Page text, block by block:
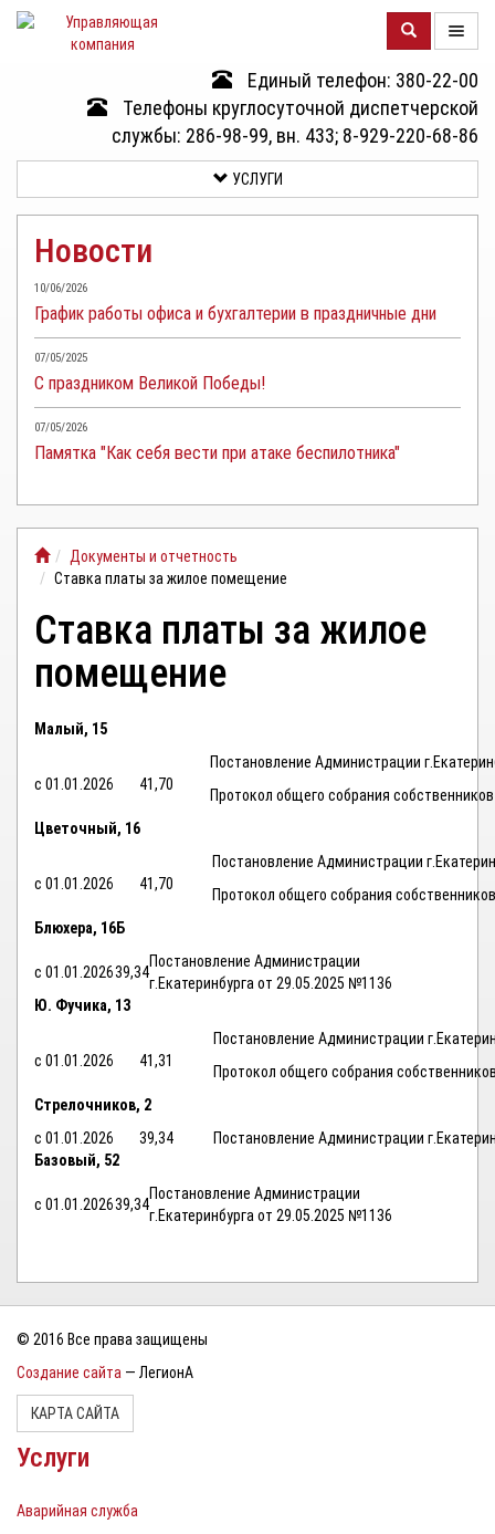
Единый телефон: 380-22-00
Телефоны круглосуточной диспетчерской
службы: 286-98-99, вн. 433; 8-929-220-68-86
КОМПАНИИ
УСЛУГИ
ДОКУМЕНТЫ
ОТЧЕТНОСТЬ
КЛИЕНТАМ
КАБИНЕТ
УСЛУГИ
Новости
10/06/2026
График работы офиса и бухгалтерии в праздничные дни
07/05/2025
С праздником Великой Победы!
07/05/2026
Памятка "Как себя вести при атаке беспилотника"
Документы и отчетность
Ставка платы за жилое помещение
Ставка платы за жилое
помещение
Малый, 15
с 01.01.2026 41,70
Постановление Администрации
Протокол общего собрания собственников
Цветочный, 16
с 01.01.2026 41,70
Постановление Администрации
Протокол общего собрания собственников
Блюхера, 16Б
с 01.01.202639,34
Постановление Администрации
г.Екатеринбурга от 29.05.2025 №1136
Ю. Фучика, 13
с 01.01.2026 41,31
Постановление Администрации
Протокол общего собрания
Стрелочников, 2
с 01.01.2026
39,34
Постановление Администрации
Базовый, 52
с 01.01.202639,34
Постановление Администрации
г.Екатеринбурга от 29.05.2025 №1136
© 2016 Все права защищены
Создание сайта — ЛегионА
КАРТА САЙТА
Услуги
Аварийная служба